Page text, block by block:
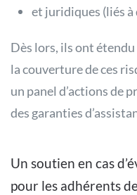
et juridiques (liés
Dès lors, ils ont
la couverture de ces
un panel d’actions de
des garanties
Un soutien en cas
pour les adhérents